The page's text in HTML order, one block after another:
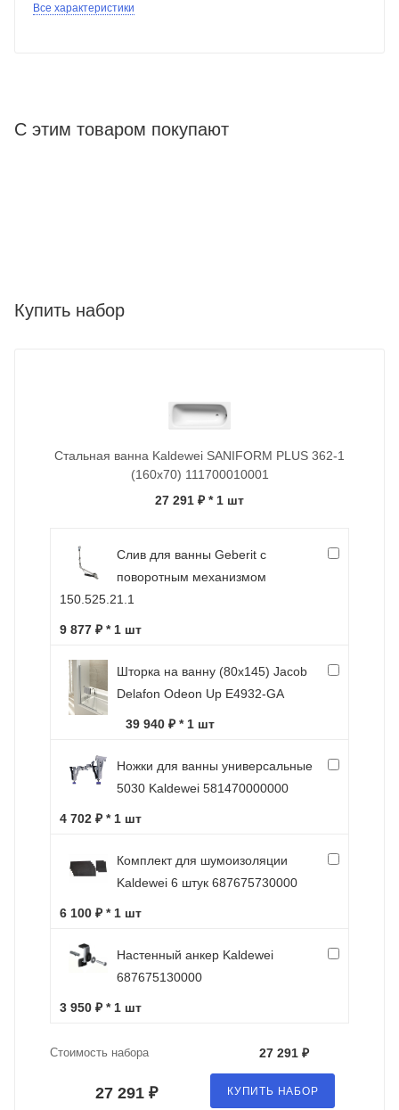
Все характеристики
С этим товаром покупают
Купить набор
Стальная ванна Kaldewei SANIFORM PLUS 362-1
(160x70) 111700010001
27 291 ₽ * 1 шт
Слив для ванны Geberit с
поворотным механизмом
150.525.21.1
9 877 ₽ * 1 шт
Шторка на ванну (80х145) Jacob
Delafon Odeon Up E4932-GA
39 940 ₽ * 1 шт
Ножки для ванны универсальные
5030 Kaldewei 581470000000
4 702 ₽ * 1 шт
Комплект для шумоизоляции
Kaldewei 6 штук 687675730000
6 100 ₽ * 1 шт
Настенный анкер Kaldewei
687675130000
3 950 ₽ * 1 шт
Стоимость набора 27 291 ₽
27 291 ₽ КУПИТЬ НАБОР